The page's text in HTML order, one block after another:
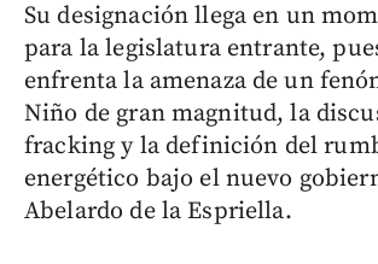
Su designación llega en un
para la legislatura entrante,
enfrenta la amenaza de un
Niño de gran magnitud, la
fracking y la definición del
energético bajo el nuevo
Abelardo de la Espriella.